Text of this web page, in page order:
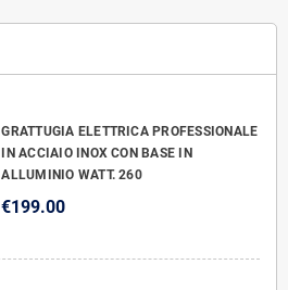
GRATTUGIA ELETTRICA PROFESSIONALE
IN ACCIAIO INOX CON BASE IN
ALLUMINIO WATT. 260
€199.00